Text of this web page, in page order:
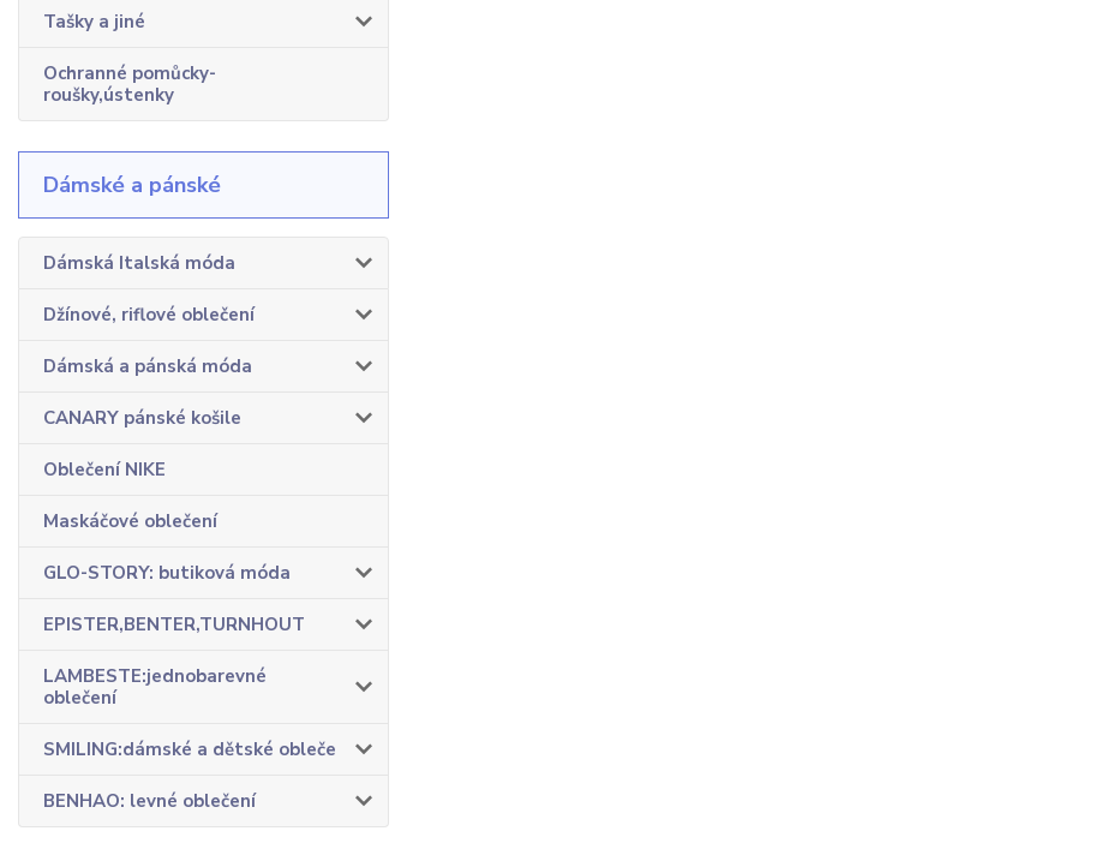
Tašky a jiné
Ochranné pomůcky-
roušky,ústenky
Dámské a pánské
Dámská Italská móda
Džínové, riflové oblečení
Dámská a pánská móda
CANARY pánské košile
Oblečení NIKE
Maskáčové oblečení
GLO-STORY: butiková móda
EPISTER,BENTER,TURNHOUT
LAMBESTE:jednobarevné
oblečení
SMILING:dámské a dětské obleče
BENHAO: levné oblečení